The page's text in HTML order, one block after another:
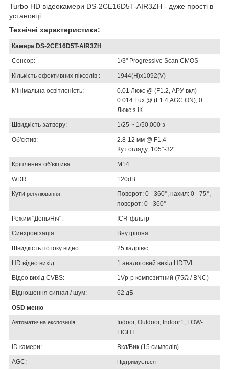
Turbo HD відеокамери DS-2CE16D5T-AIR3ZH - дуже прості в
установці.
Технічні характеристики:
Камера DS-2CE16D5T-AIR3ZH
Сенсор: 1/3" Progressive Scan CMOS
Кількість ефективних пікселів : 1944(H)х1092(V)
Мінімальна освітленість:
0.01 Люкс @ (F1.2, АРУ вкл)
0.014 Lux @ (F1.4,AGC ON), 0
Люкс з ІК
Швидкість затвору: 1/25 ~ 1/50,000 з
Об'єктив:
2.8-12 мм @ F1.4
Кут огляду: 105°-32°
Кріплення об'єктива: М14
WDR: 120dB
Кути регулювання:
Поворот: 0 - 360°, нахил: 0 - 75°,
поворот: 0 - 360°
Режим "День/Ніч": ICR-фільтр
Синхронізація: Внутрішня
Швидкість потоку відео: 25 кадрів/с.
HD відео вихід: 1 аналоговий вихід HDTVI
Відео вихід CVBS: 1Vp-p композитний (75Ω / BNC)
Відношення сигнал / шум: 62 дБ
OSD меню
Автоматична експозиція:
Indoor, Outdoor, Indoor1, LOW-
LIGHT
ID камери: Вкл/Вик (15 символів)
AGC: Підтримується